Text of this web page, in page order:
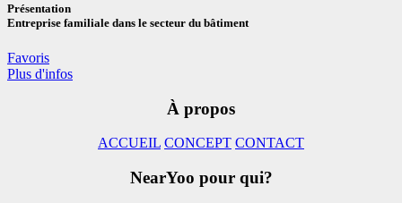
Présentation
Entreprise familiale dans le secteur du bâtiment
Favoris
Plus d'infos
À propos
ACCUEIL CONCEPT CONTACT
NearYoo pour qui?